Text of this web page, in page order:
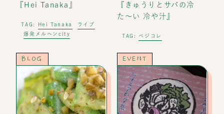
『Hei Tanaka』
TAG: Hei Tanaka
ライブ
爆発メルヘンcity
『きゅうりとサバの冷
た〜い 冷や汁』
TAG: ベジコレ
BLOG EVENT